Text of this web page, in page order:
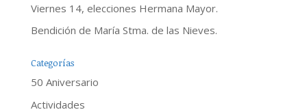
Viernes 14, elecciones Hermana Mayor.
Bendición de María Stma. de las Nieves.
Categorías
50 Aniversario
Actividades